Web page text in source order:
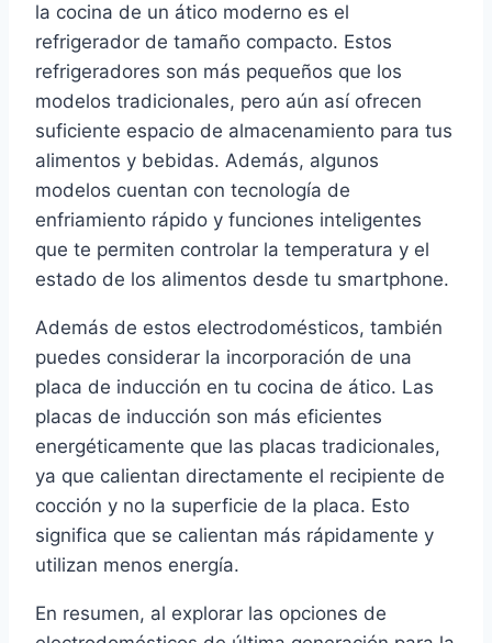
la cocina de un ático moderno es el
refrigerador de tamaño compacto. Estos
refrigeradores son más pequeños que los
modelos tradicionales, pero aún así ofrecen
suficiente espacio de almacenamiento para tus
alimentos y bebidas. Además, algunos
modelos cuentan con tecnología de
enfriamiento rápido y funciones inteligentes
que te permiten controlar la temperatura y el
estado de los alimentos desde tu smartphone.
Además de estos electrodomésticos, también
puedes considerar la incorporación de una
placa de inducción en tu cocina de ático. Las
placas de inducción son más eficientes
energéticamente que las placas tradicionales,
ya que calientan directamente el recipiente de
cocción y no la superficie de la placa. Esto
significa que se calientan más rápidamente y
utilizan menos energía.
En resumen, al explorar las opciones de